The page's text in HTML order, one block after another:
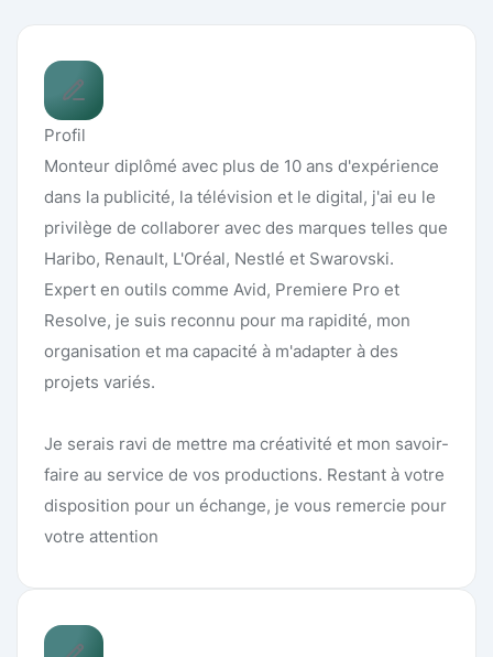
Profil
Monteur diplômé avec plus de 10 ans d'expérience
dans la publicité, la télévision et le digital, j'ai eu le
privilège de collaborer avec des marques telles que
Haribo, Renault, L'Oréal, Nestlé et Swarovski.
Expert en outils comme Avid, Premiere Pro et
Resolve, je suis reconnu pour ma rapidité, mon
organisation et ma capacité à m'adapter à des
projets variés.
Je serais ravi de mettre ma créativité et mon savoir-
faire au service de vos productions. Restant à votre
disposition pour un échange, je vous remercie pour
votre attention